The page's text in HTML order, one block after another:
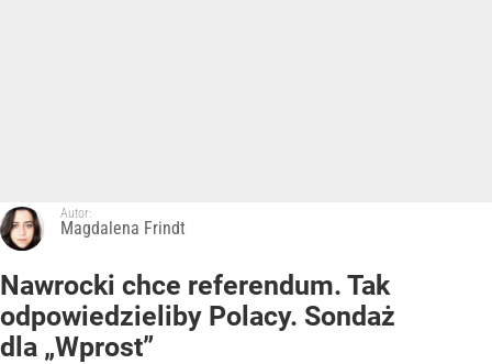
Autor:
Magdalena Frindt
Nawrocki chce referendum. Tak
odpowiedzieliby Polacy. Sondaż
dla „Wprost”